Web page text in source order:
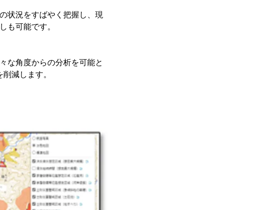
状況をすばやく把握し、現
も可能です。
な角度からの分析を可能と
減します。